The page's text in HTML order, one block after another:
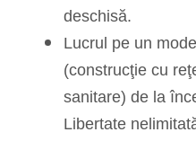
deschisă.
Lucrul pe un
(construcţie cu
sanitare) de la
Libertate